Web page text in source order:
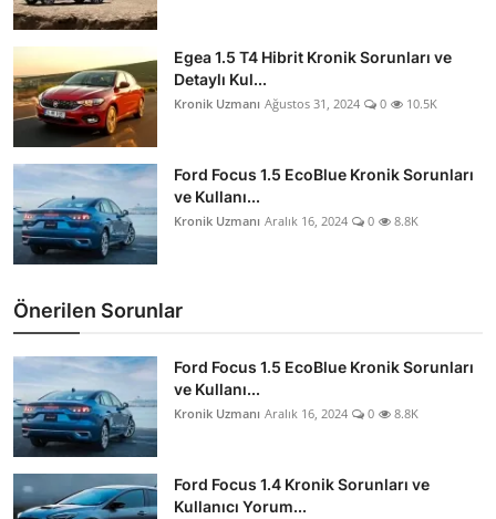
Egea 1.5 T4 Hibrit Kronik Sorunları ve
Detaylı Kul...
Kronik Uzmanı Ağustos 31, 2024 0 10.5K
Ford Focus 1.5 EcoBlue Kronik Sorunları
ve Kullanı...
Kronik Uzmanı Aralık 16, 2024 0 8.8K
Önerilen Sorunlar
Ford Focus 1.5 EcoBlue Kronik Sorunları
ve Kullanı...
Kronik Uzmanı Aralık 16, 2024 0 8.8K
Ford Focus 1.4 Kronik Sorunları ve
Kullanıcı Yorum...